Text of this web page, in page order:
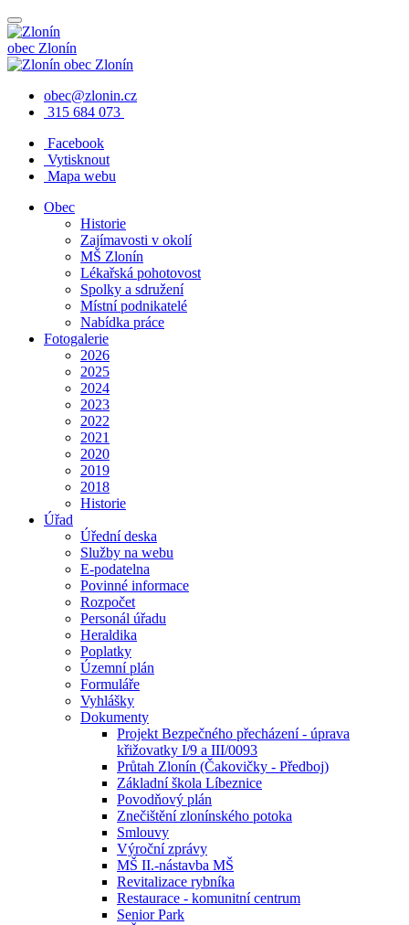
obec Zlonín
obec Zlonín
obec@zlonin.cz
315 684 073
Facebook
Vytisknout
Mapa webu
Obec
Historie
Zajímavosti v okolí
MŠ Zlonín
Lékařská pohotovost
Spolky a sdružení
Místní podnikatelé
Nabídka práce
Fotogalerie
2026
2025
2024
2023
2022
2021
2020
2019
2018
Historie
Úřad
Úřední deska
Služby na webu
E-podatelna
Povinné informace
Rozpočet
Personál úřadu
Heraldika
Poplatky
Územní plán
Formuláře
Vyhlášky
Dokumenty
Projekt Bezpečného přecházení - úprava
křižovatky I/9 a III/0093
Průtah Zlonín (Čakovičky - Předboj)
Základní škola Líbeznice
Povodňový plán
Znečištění zlonínského potoka
Smlouvy
Výroční zprávy
MŠ II.-nástavba MŠ
Revitalizace rybníka
Restaurace - komunitní centrum
Senior Park